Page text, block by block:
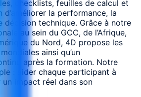
checklists, feuilles de calcul et
la performance, la
technique. Grâce à notre
au sein du GCC, de l’Afrique,
du Nord, 4D propose les
ainsi qu’un
après la formation. Notre
: aider chaque participant à
impact réel dans son